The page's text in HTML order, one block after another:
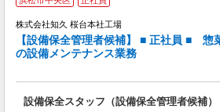
株式会社知久 桜台本社工場
【設備保全管理者候補】 ■ 正社員 ■ 惣
の設備メンテナンス業務
設備保全スタッフ（設備保全管理者候補）